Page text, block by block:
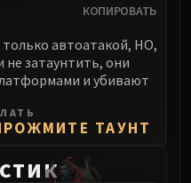
КОПИРОВАТЬ
автоатакой, НО,
не затаунтить, они
и убивают
ТАУНТ